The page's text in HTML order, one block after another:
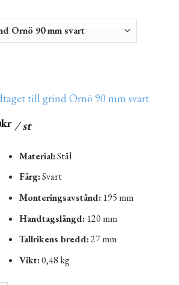
till grind Ornö 90 mm svart
kr / st
Material:Stål
Färg:Svart
Monteringsavstånd: 195 mm
Handtagslängd: 120 mm
Tallrikens bredd:27 mm
Vikt:0,48 kg